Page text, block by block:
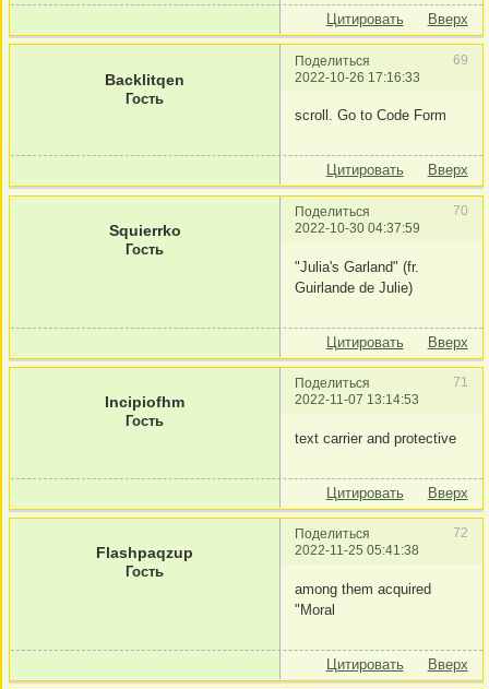
Цитировать Вверх
Поделиться
69
2022-10-26 17:16:33
Backlitqen
Гость
scroll. Go to Code Form
Цитировать Вверх
Поделиться
70
2022-10-30 04:37:59
Squierrko
Гость
"Julia's Garland" (fr.
Guirlande de Julie)
Цитировать Вверх
Поделиться
71
2022-11-07 13:14:53
Incipiofhm
Гость
text carrier and protective
Цитировать Вверх
Поделиться
72
2022-11-25 05:41:38
Flashpaqzup
Гость
among them acquired
"Moral
Цитировать Вверх